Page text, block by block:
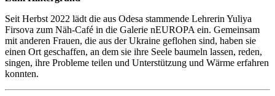
Seit Herbst 2022 lädt die aus Odesa stammende Lehrerin Yuliya
Firsova zum Näh-Café in die Galerie nEUROPA ein. Gemeinsam
mit anderen Frauen, die aus der Ukraine geflohen sind, haben sie
einen Ort geschaffen, an dem sie ihre Seele baumeln lassen, reden,
singen, ihre Probleme teilen und Unterstützung und Wärme erfahren
konnten.